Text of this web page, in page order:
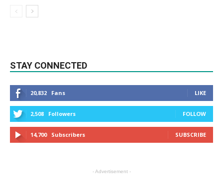
STAY CONNECTED
20,832 Fans LIKE
2,508 Followers FOLLOW
14,700 Subscribers SUBSCRIBE
- Advertisement -